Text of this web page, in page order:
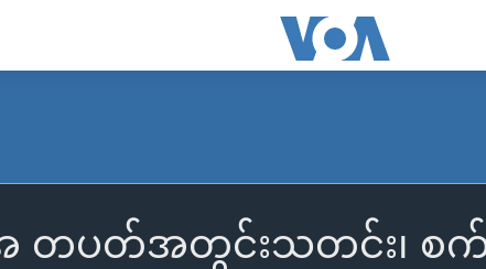
တပတ်အတွင်းသတင်း၊ စက်